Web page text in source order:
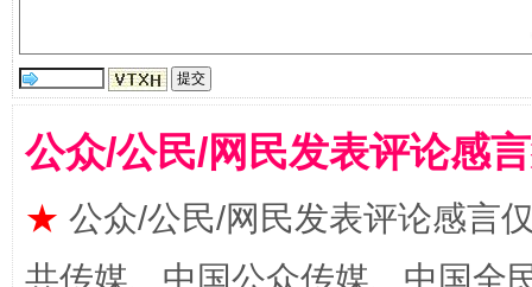
揭批美国五大"原罪" "炒
公众/公民/网民发表评论感
★ 公众/公民/网民发表评论感言
共传媒、中国公众传媒、中国全